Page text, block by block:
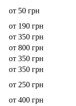
от 50 грн
от 190 грн
от 350 грн
от 800 грн
от 350 грн
от 350 грн
от 250 грн
от 400 грн